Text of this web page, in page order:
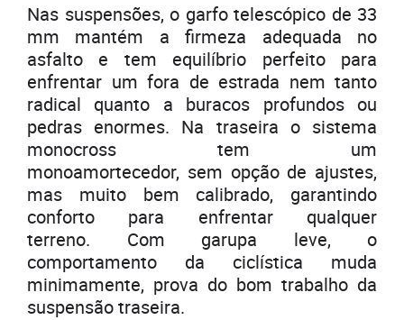
Nas suspensões, o garfo telescópico de 33
mm mantém a firmeza adequada no
asfalto e tem equilíbrio perfeito para
enfrentar um fora de estrada nem tanto
radical quanto a buracos profundos ou
pedras enormes. Na traseira o sistema
monocross tem um
monoamortecedor, sem opção de ajustes,
mas muito bem calibrado, garantindo
conforto para enfrentar qualquer
terreno. Com garupa leve, o
comportamento da ciclística muda
minimamente, prova do bom trabalho da
suspensão traseira.